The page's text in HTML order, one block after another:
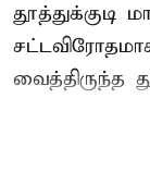
தூத்துக்குடி
வைத்திருந்த